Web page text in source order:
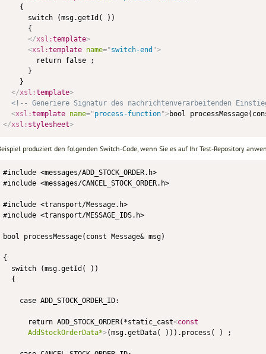
    {
      switch (msg.getId( ))
      {
</xsl:template>
<xsl:template name="switch-end ">
        return false ;
      }
    }
</xsl:template>
<!-- Generiere Signatur des nachrichtenverarbeitenden
<xsl:template name="process-function">bool
</xsl: stylesheet>
produziert den folgenden Switch-Code, wenn Sie es auf Ihr Test-Repository
#include <messages/ADD_STOCK_ORDER.h>
#include <messages/CANCEL_STOCK_ORDER.h>
#include <transport/Message.h>
#include <transport/MESSAGE_IDS.h>
bool processMessage(const Message& msg)
{
  switch (msg.getId( ))
  {
    case ADD_STOCK_ORDER_ID:
      return ADD_STOCK_ORDER(*static_cast
<const
AddStockOrderData*>(msg.getData( ))).process( ) ;